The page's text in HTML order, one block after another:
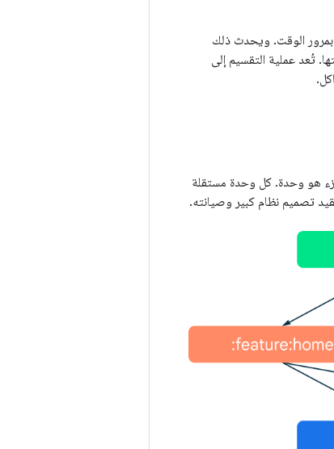
بمرور الوقت. ويحدث ذلك
تُعد عملية التقسيم إلى
هو وحدة. كل وحدة مستقلة
تصميم نظام كبير وصيانته.